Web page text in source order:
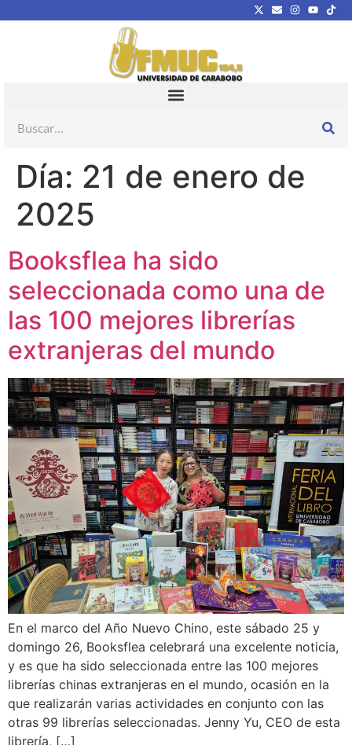
Día: 21 de enero de
2025
Booksflea ha sido
seleccionada como una de
las 100 mejores librerías
extranjeras del mundo
En el marco del Año Nuevo Chino, este sábado 25 y
domingo 26, Booksflea celebrará una excelente noticia,
y es que ha sido seleccionada entre las 100 mejores
librerías chinas extranjeras en el mundo, ocasión en la
que realizarán varias actividades en conjunto con las
otras 99 librerías seleccionadas. Jenny Yu, CEO de esta
librería, […]